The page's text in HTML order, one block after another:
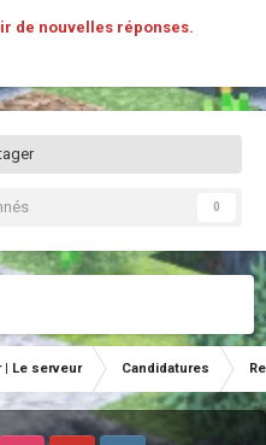
de nouvelles réponses.
0
| Le serveur Candidatures